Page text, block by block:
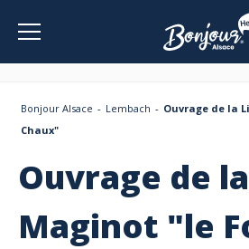
Bonjour Alsace Lembach
Ouvrage de la
Chaux"
Ouvrage de
Maginot "le